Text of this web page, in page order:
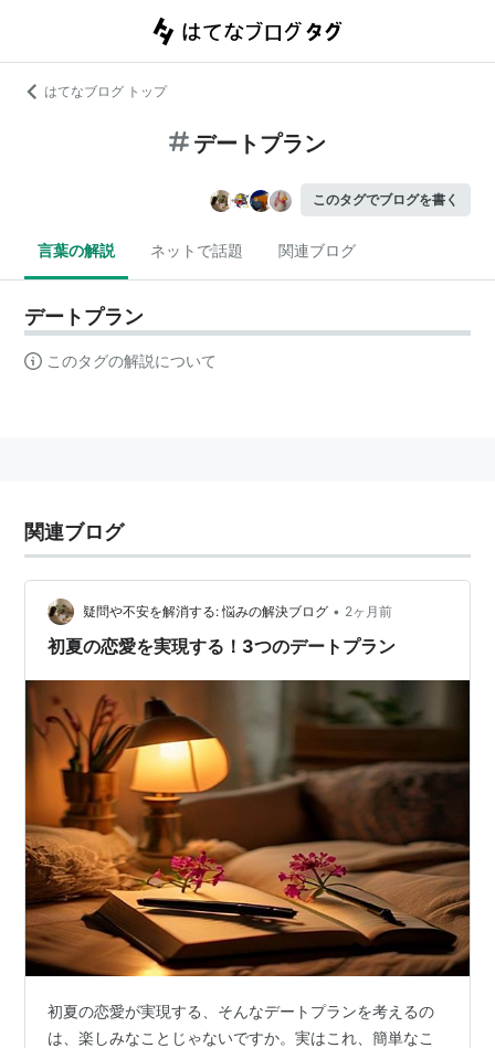
はてなブログ トップ
デートプラン
このタグでブログを書く
言葉の解説 ネットで話題 関連ブログ
デートプラン
このタグの解説について
関連ブログ
疑問や不安を解消する: 悩みの解決ブログ • 2ヶ月前
初夏の恋愛を実現する！3つのデートプラン
初夏の恋愛が実現する、そんなデートプランを考えるの
は、楽しみなことじゃないですか。実はこれ、簡単なこ